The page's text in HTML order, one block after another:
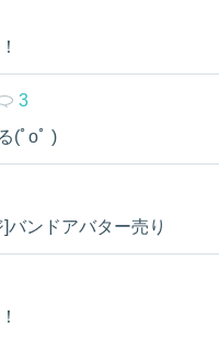
3
(ﾟoﾟ )
バンドアバター売り